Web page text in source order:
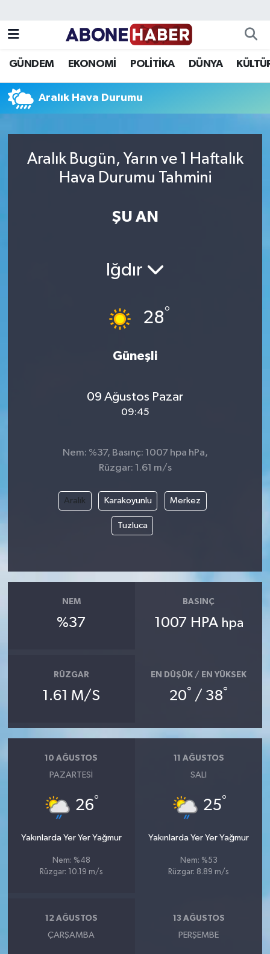
GÜNDEM EKONOMİ POLİTİKA DÜNYA
Aralık Hava Durumu
Aralık Bugün, Yarın ve 1 Haftalık
Hava Durumu Tahmini
ŞU AN
Iğdır
28°
Güneşli
09 Ağustos Pazar
09:45
Nem: %37, Basınç: 1007 hpa hPa,
Rüzgar: 1.61 m/s
Aralık Karakoyunlu Merkez
Tuzluca
NEM
%37
BASINÇ
1007 HPA hpa
RÜZGAR
1.61 M/S
EN DÜŞÜK / EN YÜKSEK
20° / 38°
10 AĞUSTOS
PAZARTESI
26°
Yakınlarda Yer Yer Yağmur
Nem: %48
Rüzgar: 10.19 m/s
11 AĞUSTOS
SALI
25°
Yakınlarda Yer Yer Yağmur
Nem: %53
Rüzgar: 8.89 m/s
12 AĞUSTOS
ÇARŞAMBA
13 AĞUSTOS
PERŞEMBE
Bilim ve Teknoloji
Sağlık
Yaşam
Tüm Manşetler